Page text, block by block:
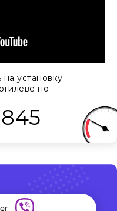
установку
по